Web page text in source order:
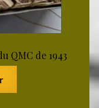
QMC de 1943